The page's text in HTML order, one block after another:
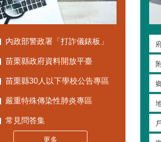
內政部警政署「打詐儀錶板」
苗栗縣政府資料開放平臺
苗栗縣30人以下學校公告專區
嚴重特殊傳染性肺炎專區
常見問答集
更多